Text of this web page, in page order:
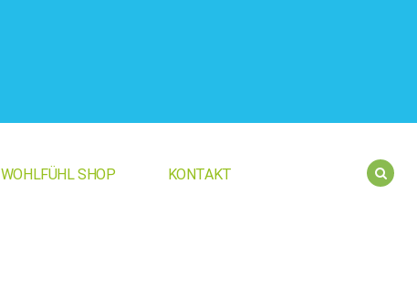
WOHLFÜHL SHOP KONTAKT